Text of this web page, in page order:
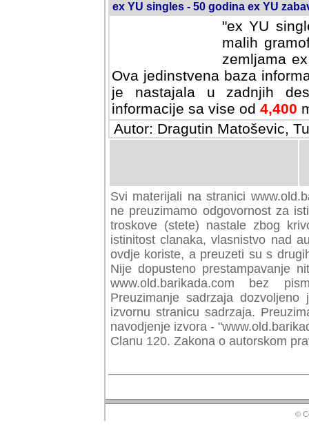
ex YU singles - 50 godina ex YU
"ex YU
malih
zemljama
Ova jedinstvena baza
je nastajala u zadnjih
informacije sa vise od 4,400
Autor: Dragutin Matoševic,
Svi materijali na stranici
preuzimamo odgovornost za
troskove (stete) nastale zbog
istinitost clanaka, vlasnistvo nad
ovdje koriste, a preuzeti su s
Nije dopusteno prestampavanje
www.old.barikada.com bez
Preuzimanje sadrzaja
izvornu stranicu sadrzaja.
navodjenje izvora -
Clanu 120. Zakona o autorskom
©